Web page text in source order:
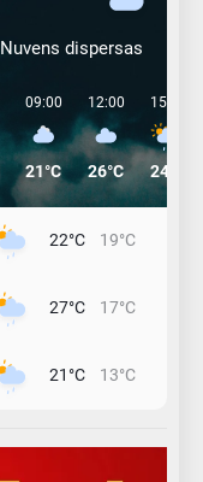
Nuvens dispersas
09:00
21°C
12:00
26°C
15:00
24°C
22°C 19°C
27°C 17°C
21°C 13°C